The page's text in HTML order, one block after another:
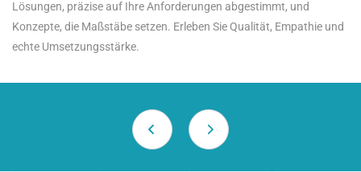
Lösungen, präzise auf Ihre Anforderungen abgestimmt, und
Konzepte, die Maßstäbe setzen. Erleben Sie Qualität, Empathie und
echte Umsetzungsstärke.